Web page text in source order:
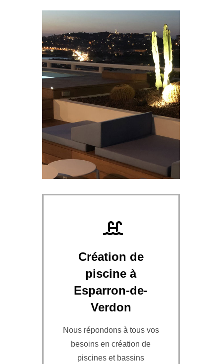
Création de
piscine à
Esparron-de-
Verdon
Nous répondons à tous vos
besoins en création de
piscines et bassins